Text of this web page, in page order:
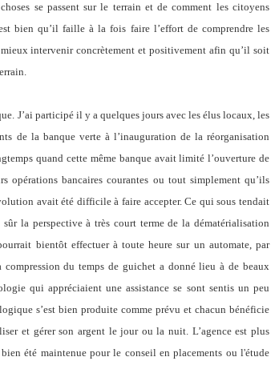
se passent sur le terrain et de comment les citoyens
bien qu’il faille à la fois faire l’effort de comprendre les
intervenir concrètement et positivement afin qu’il soit
J’ai participé il y a quelques jours avec les élus locaux, les
de la banque verte à l’inauguration de la réorganisation
quand cette même banque avait limité l’ouverture de
opérations bancaires courantes ou tout simplement qu’ils
avait été difficile à faire accepter. Ce qui sous tendait
la perspective à très court terme de la dématérialisation
bientôt effectuer à toute heure sur un automate, par
du temps de guichet a donné lieu à de beaux
qui appréciaient une assistance se sont sentis un peu
s’est bien produite comme prévu et chacun bénéficie
et gérer son argent le jour ou la nuit. L’agence est plus
été maintenue pour le conseil en placements ou l'étude